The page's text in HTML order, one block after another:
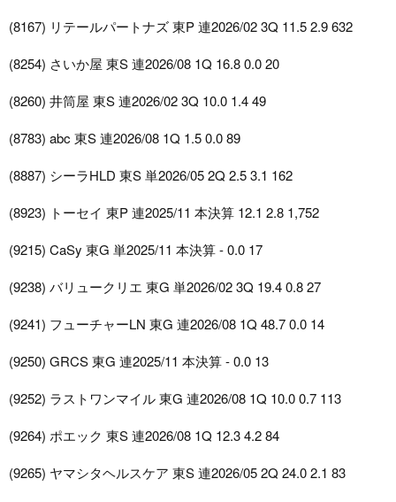
(8167) リテールパートナズ 東P 連2026/02 3Q 11.5 2.9 632
(8254) さいか屋 東S 連2026/08 1Q 16.8 0.0 20
(8260) 井筒屋 東S 連2026/02 3Q 10.0 1.4 49
(8783) abc 東S 連2026/08 1Q 1.5 0.0 89
(8887) シーラHLD 東S 単2026/05 2Q 2.5 3.1 162
(8923) トーセイ 東P 連2025/11 本決算 12.1 2.8 1,752
(9215) CaSy 東G 単2025/11 本決算 - 0.0 17
(9238) バリュークリエ 東G 単2026/02 3Q 19.4 0.8 27
(9241) フューチャーLN 東G 連2026/08 1Q 48.7 0.0 14
(9250) GRCS 東G 連2025/11 本決算 - 0.0 13
(9252) ラストワンマイル 東G 連2026/08 1Q 10.0 0.7 113
(9264) ポエック 東S 連2026/08 1Q 12.3 4.2 84
(9265) ヤマシタヘルスケア 東S 連2026/05 2Q 24.0 2.1 83